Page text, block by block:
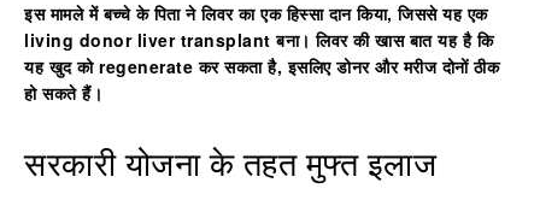
इस मामले में बच्चे के पिता ने लिवर का एक हिस्सा दान किया, जिससे यह एक
living donor liver transplant बना। लिवर की खास बात यह है कि
यह खुद को regenerate कर सकता है, इसलिए डोनर और मरीज दोनों ठीक
हो सकते हैं।
सरकारी योजना के तहत मुफ्त इलाज